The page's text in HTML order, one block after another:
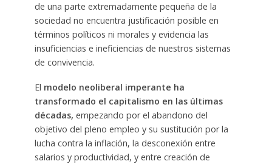
de una parte extremadamente pequeña de la
sociedad no encuentra justificación posible en
términos políticos ni morales y evidencia las
insuficiencias e ineficiencias de nuestros sistemas
de convivencia.
El modelo neoliberal imperante ha
transformado el capitalismo en las últimas
décadas, empezando por el abandono del
objetivo del pleno empleo y su sustitución por la
lucha contra la inflación, la desconexión entre
salarios y productividad, y entre creación de